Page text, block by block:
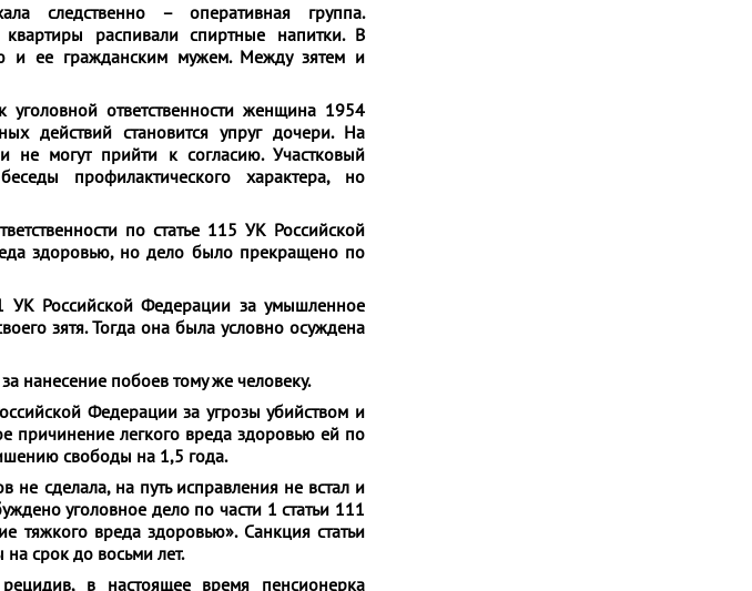
следственно – оперативная группа.
распивали спиртные напитки. В
и ее гражданским мужем. Между зятем и
ответственности женщина 1954
действий становится упруг дочери. На
могут прийти к согласию. Участковый
профилактического характера, но
по статье 115 УК Российской
здоровью, но дело было прекращено по
УК Российской Федерации за умышленное
зятя. Тогда она была условно осуждена
нанесение побоев тому же человеку.
Федерации за угрозы убийством и
причинение легкого вреда здоровью ей по
свободы на 1,5 года.
сделала, на путь исправления не встал и
уголовное дело по части 1 статьи 111
вреда здоровью». Санкция статьи
срок до восьми лет.
в настоящее время пенсионерка